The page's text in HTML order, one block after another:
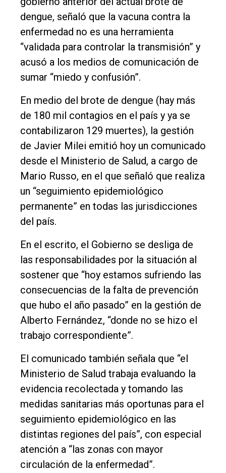
Rural
Deportes
Fúnebres
Edición
Nosotros
Contacto
dengue, señaló que la vacuna contra la
enfermedad no es una herramienta
“validada para controlar la transmisión” y
acusó a los medios de comunicación de
sumar “miedo y confusión”.
En medio del brote de dengue (hay más
de 180 mil contagios en el país y ya se
contabilizaron 129 muertes), la gestión
de Javier Milei emitió hoy un comunicado
desde el Ministerio de Salud, a cargo de
Mario Russo, en el que señaló que realiza
un “seguimiento epidemiológico
permanente” en todas las jurisdicciones
del país.
En el escrito, el Gobierno se desliga de
las responsabilidades por la situación al
sostener que “hoy estamos sufriendo las
consecuencias de la falta de prevención
que hubo el año pasado” en la gestión de
Alberto Fernández, “donde no se hizo el
trabajo correspondiente”.
El comunicado también señala que “el
Ministerio de Salud trabaja evaluando la
evidencia recolectada y tomando las
medidas sanitarias más oportunas para el
seguimiento epidemiológico en las
distintas regiones del país”, con especial
atención a “las zonas con mayor
circulación de la enfermedad”.